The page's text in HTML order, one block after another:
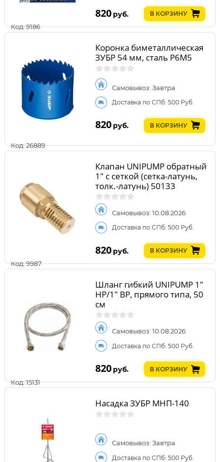
Код: 9186
820 руб. В КОРЗИНУ
Код: 26889
Коронка биметаллическая
ЗУБР 54 мм, сталь Р6М5
Самовывоз: Завтра
Доставка по СПб: 500 Руб.
820 руб. В КОРЗИНУ
Код: 9987
Клапан UNIPUMP обратный
1" с сеткой (сетка-латунь,
толк.-латунь) 50133
Самовывоз: 10.08.2026
Доставка по СПб: 500 Руб.
820 руб. В КОРЗИНУ
Код: 15131
Шланг гибкий UNIPUMP 1"
НР/1" ВР, прямого типа, 50
см
Самовывоз: 10.08.2026
Доставка по СПб: 500 Руб.
820 руб. В КОРЗИНУ
Насадка ЗУБР МНП-140
Самовывоз: Завтра
Доставка по СПб: 500 Руб.